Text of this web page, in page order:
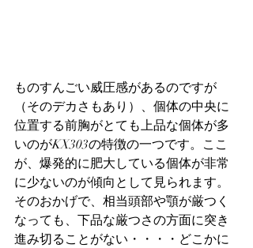
ものすんごい威圧感があるのですが
（そのデカさもあり）、個体の中央に
位置する前胸がとても上品な個体が多
いのがKX303の特徴の一つです。ここ
が、爆発的に肥大している個体が非常
に少ないのが傾向として見られます。
そのおかげで、相当頭部や顎が厳つく
なっても、下品な厳つさの方面に突き
進み切ることがない・・・・どこかに